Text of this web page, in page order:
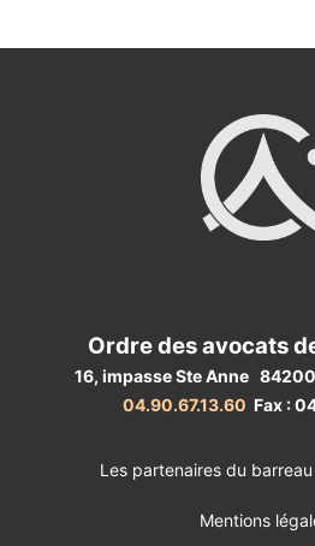
Ordre des avocats
16, impasse Ste Anne
04.90.67.13.60 Fax :
Les partenaires du
Mentions